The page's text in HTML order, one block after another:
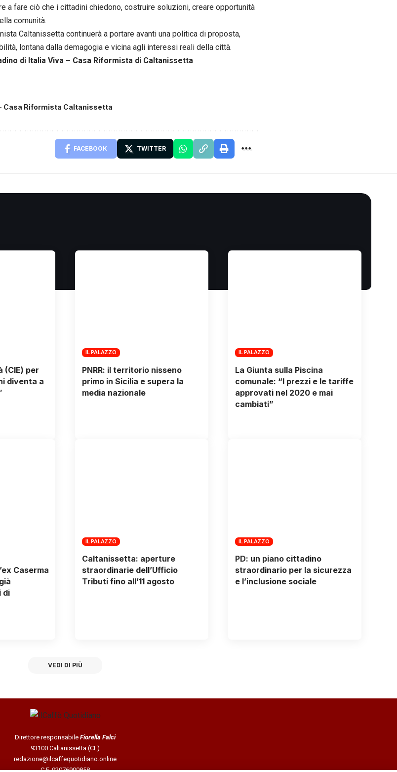
a fare ciò che i cittadini chiedono, costruire soluzioni, creare opportunità
comunità.
Caltanissetta continuerà a portare avanti una politica di proposta,
lontana dalla demagogia e vicina agli interessi reali della città.
di Italia Viva – Casa Riformista di Caltanissetta
Casa Riformista Caltanissetta
FACEBOOK TWITTER
(CIE) per
diventa a
IL PALAZZO
PNRR: il territorio nisseno
primo in Sicilia e supera la
media nazionale
IL PALAZZO
La Giunta sulla Piscina
comunale: “I prezzi e le tariffe
approvati nel 2020 e mai
cambiati”
Caserma
di
IL PALAZZO
Caltanissetta: aperture
straordinarie dell’Ufficio
Tributi fino all’11 agosto
IL PALAZZO
PD: un piano cittadino
straordinario per la sicurezza
e l’inclusione sociale
VEDI DI PIÙ
Direttore responsabile Fiorella Falci
93100 Caltanissetta (CL)
redazione@ilcaffequotidiano.online
C.F. 92076900858